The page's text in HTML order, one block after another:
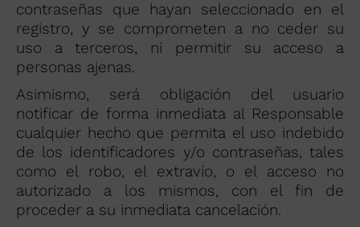
contraseñas que hayan seleccionado en el
registro, y se comprometen a no ceder su
uso a terceros, ni permitir su acceso a
personas ajenas.
Asimismo, será obligación del usuario
notificar de forma inmediata al Responsable
cualquier hecho que permita el uso indebido
de los identificadores y/o contraseñas, tales
como el robo, el extravío, o el acceso no
autorizado a los mismos, con el fin de
proceder a su inmediata cancelación.